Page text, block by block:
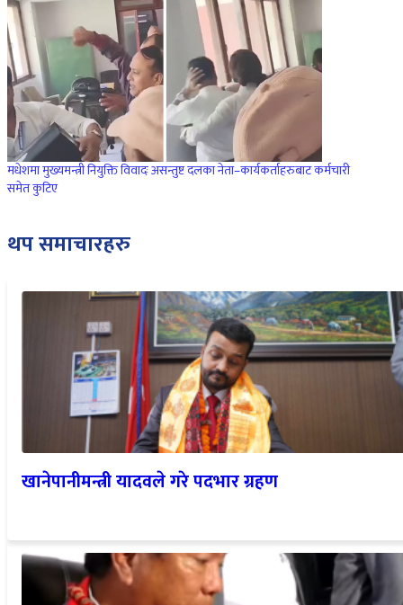
मधेशमा मुख्यमन्त्री नियुक्ति विवादः असन्तुष्ट दलका नेता–कार्यकर्ताहरुबाट कर्मचारी
समेत कुटिए
थप समाचारहरु
खानेपानीमन्त्री यादवले गरे पदभार ग्रहण